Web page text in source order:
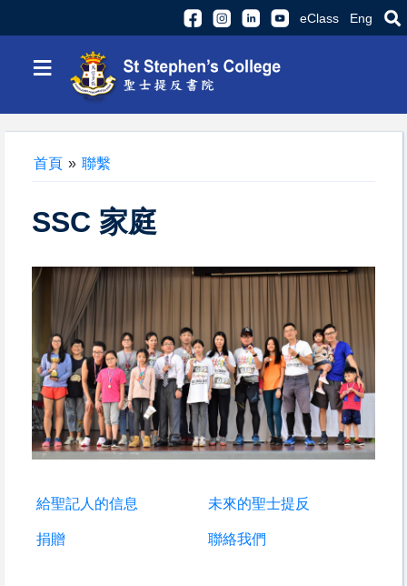
eClass Eng
≡
首頁 » 聯繫
SSC 家庭
給聖記人的信息 未來的聖士提反
捐贈 聯絡我們